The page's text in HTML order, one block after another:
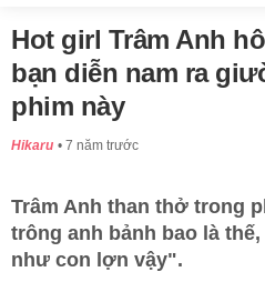
Hot girl Trâm Anh
bạn diễn nam ra
phim này
Hikaru 7 năm trước
Trâm Anh than thở trong
trông anh bảnh bao là
như con lợn vậy".